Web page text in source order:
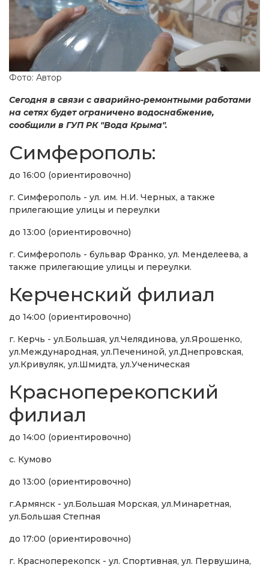
Фото: Автор
Сегодня в связи с аварийно-ремонтными работами
на сетях будет ограничено водоснабжение,
сообщили в ГУП РК "Вода Крыма".
Симферополь:
до 16:00 (ориентировочно)
г. Симферополь - ул. им. Н.И. Черных, а также
прилегающие улицы и переулки
до 13:00 (ориентировочно)
г. Симферополь - бульвар Франко, ул. Менделеева, а
также прилегающие улицы и переулки.
Керченский филиал
до 14:00 (ориентировочно)
г. Керчь - ул.Большая, ул.Челядинова, ул.Ярошенко,
ул.Международная, ул.Печениной, ул.Днепровская,
ул.Кривуляк, ул.Шмидта, ул.Ученическая
Красноперекопский
филиал
до 14:00 (ориентировочно)
с. Кумово
до 13:00 (ориентировочно)
г.Армянск - ул.Большая Морская, ул.Минаретная,
ул.Большая Степная
до 17:00 (ориентировочно)
г. Красноперекопск - ул. Спортивная, ул. Первушина,